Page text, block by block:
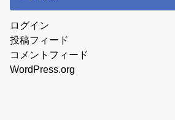
ログイン
投稿フィード
コメントフィード
WordPress.org